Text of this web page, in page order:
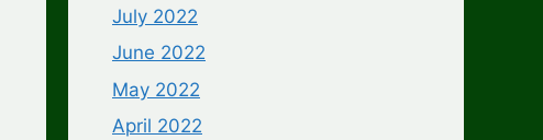
July 2022
June 2022
May 2022
April 2022